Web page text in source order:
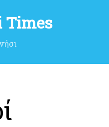
Times